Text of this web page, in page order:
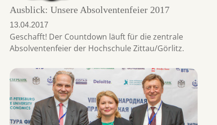
Ausblick: Unsere Absolventenfeier 2017
13.04.2017
Geschafft! Der Countdown läuft für die zentrale
Absolventenfeier der Hochschule Zittau/Görlitz.